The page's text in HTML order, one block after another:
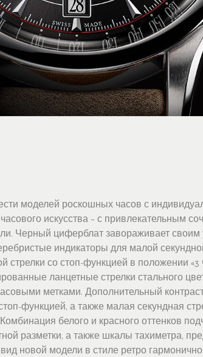
моделей роскошных часов с
искусства – с привлекательным
Черный циферблат завораживает своим
индикаторы для малой
стрелки со стоп-функцией в положении «3
ланцетные стрелки стального
метками. Дополнительный
функцией, а также малая секундная
белого и красного оттенков
разметки, а также шкалы тахиметра,
новой модели в стиле ретро гармонично